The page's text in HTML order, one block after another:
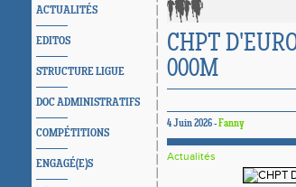
ACTUALITÉS
EDITOS
STRUCTURE LIGUE
DOC ADMINISTRATIFS
COMPÉTITIONS
ENGAGÉ(E)S
CHPT
000M
4 Juin 2026 -Fanny
Actualités